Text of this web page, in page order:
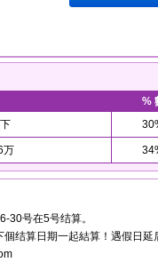
%
万
30号在5号结算。
结算日期一起結算！遇假日延